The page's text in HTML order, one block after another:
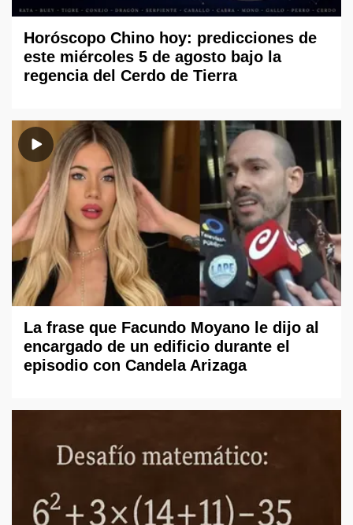
Horóscopo Chino hoy: predicciones de
este miércoles 5 de agosto bajo la
regencia del Cerdo de Tierra
La frase que Facundo Moyano le dijo al
encargado de un edificio durante el
episodio con Candela Arizaga